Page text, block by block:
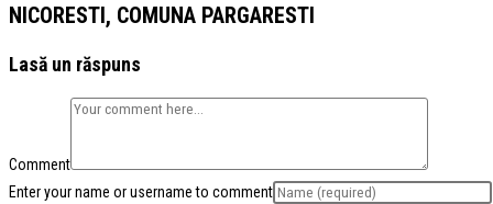
NICORESTI, COMUNA PARGARESTI
Lasă un răspuns
Comment
Enter your name or username to comment